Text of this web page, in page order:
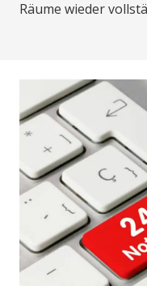
Räume wieder